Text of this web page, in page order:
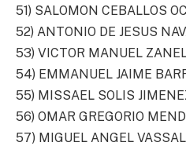
51) SALOMON CEBALLOS
52) ANTONIO DE JESUS
53) VICTOR MANUEL
54) EMMANUEL JAIME
55) MISSAEL SOLIS
56) OMAR GREGORIO
57) MIGUEL ANGEL